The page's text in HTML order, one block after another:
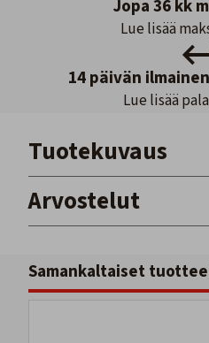
Jopa 36 kk
Lue lisää
14 päivän
Lue lisää
Tuotekuvaus
Arvostelut
Samankaltaiset